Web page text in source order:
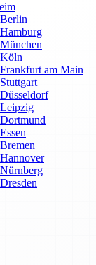
am Main